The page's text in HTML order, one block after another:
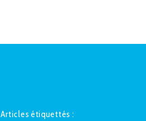
Articles étiquettés :